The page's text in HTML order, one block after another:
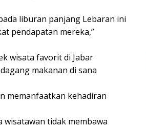
liburan panjang Lebaran ini
pendapatan mereka,”
wisata favorit di Jabar
makanan di sana
memanfaatkan kehadiran
wisatawan tidak membawa